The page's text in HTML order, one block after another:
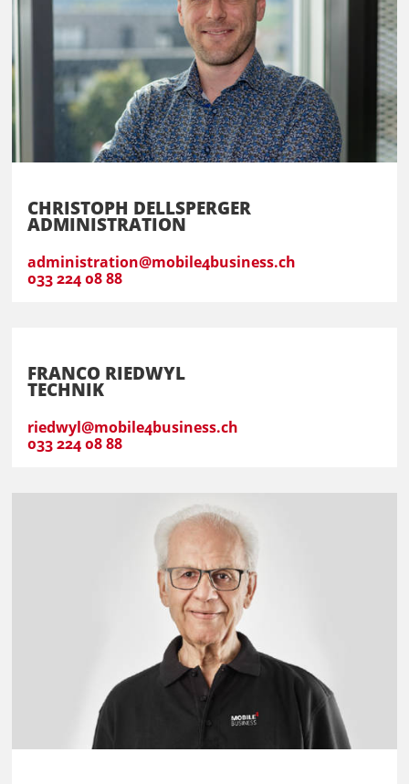
CHRISTOPH DELLSPERGER
ADMINISTRATION
administration@mobile4business.ch
033 224 08 88
FRANCO RIEDWYL
TECHNIK
riedwyl@mobile4business.ch
033 224 08 88